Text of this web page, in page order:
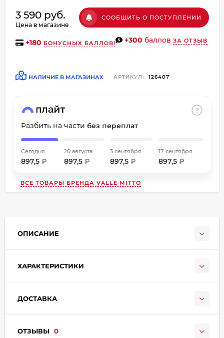
3 590 руб.
Цена в магазине
СООБЩИТЬ О ПОСТУПЛЕНИИ
+180 БОНУСНЫХ БАЛЛОВ! +300 баллов ЗА ОТЗЫВ
НАЛИЧИЕ В МАГАЗИНАХ АРТИКУЛ: 126407
Разбить на части без переплат
Сегодня
897,5 ₽
20 августа
897,5₽
3 сентября
897,5 ₽
17 сентября
897,5 ₽
ВСЕ ТОВАРЫ БРЕНДА VALLE MITTO
ОПИСАНИЕ
ХАРАКТЕРИСТИКИ
ДОСТАВКА
ОТЗЫВЫ 0
об оплате Плайтом
25
2 недели
8 800 302-02-51